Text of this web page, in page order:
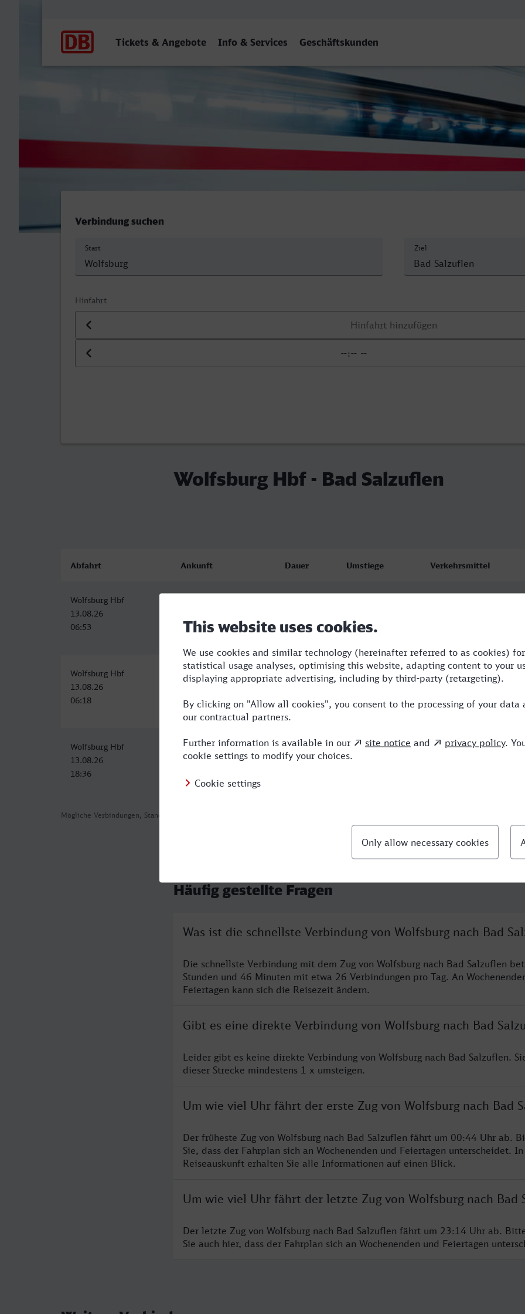
Tickets & Angebote Info & Services Geschäftskunden
Wolfsburg Hbf - Bad Salzuflen
Verbindung suchen
Start Ziel
Hinfahrt
Datum der Hinfahrt
Uhrzeit der Hinfahrt
Wolfsburg Hbf - Bad Salzuflen
Mögliche Verbindungen, Stand: 2026-07-30 08:08
Abfahrt Ankunft Dauer Umstiege Verkehrsmittel
Wolfsburg Hbf
13.08.26
06:53
09:39
Wolfsburg Hbf
13.08.26
06:18
Bad Salzuflen
13.08.26
09:39
3:21 RB,ERB,ENO
Wolfsburg Hbf
13.08.26
18:36
Bad Salzuflen
13.08.26
3:03 2 RB,ERB,ICE
Häufig gestellte Fragen
Was ist die schnellste Verbindung von Wolfsburg nach Bad
Die schnellste Verbindung mit dem Zug von Wolfsburg nach Bad Salzuflen
Stunden und 46 Minuten mit etwa 26 Verbindungen pro Tag. An
Feiertagen kann sich die Reisezeit ändern.
Gibt es eine direkte Verbindung von Wolfsburg nach Bad
Leider gibt es keine direkte Verbindung von Wolfsburg nach Bad Salzuflen.
dieser Strecke mindestens 1 x umsteigen.
Um wie viel Uhr fährt der erste Zug von Wolfsburg nach Bad
Der früheste Zug von Wolfsburg nach Bad Salzuflen fährt um 00:44 Uhr ab.
Sie, dass der Fahrplan sich an Wochenenden und Feiertagen unterscheidet.
Reiseauskunft erhalten Sie alle Informationen auf einen Blick.
Um wie viel Uhr fährt der letzte Zug von Wolfsburg nach Bad
Der letzte Zug von Wolfsburg nach Bad Salzuflen fährt um 23:14 Uhr ab.
Sie auch hier, dass der Fahrplan sich an Wochenenden und Feiertagen